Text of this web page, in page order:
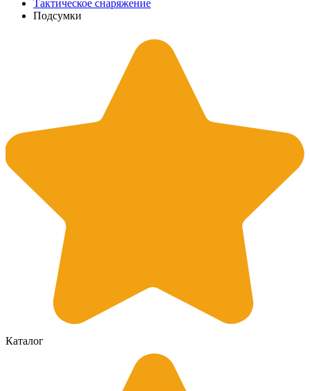
Тактическое снаряжение
Подсумки
Каталог